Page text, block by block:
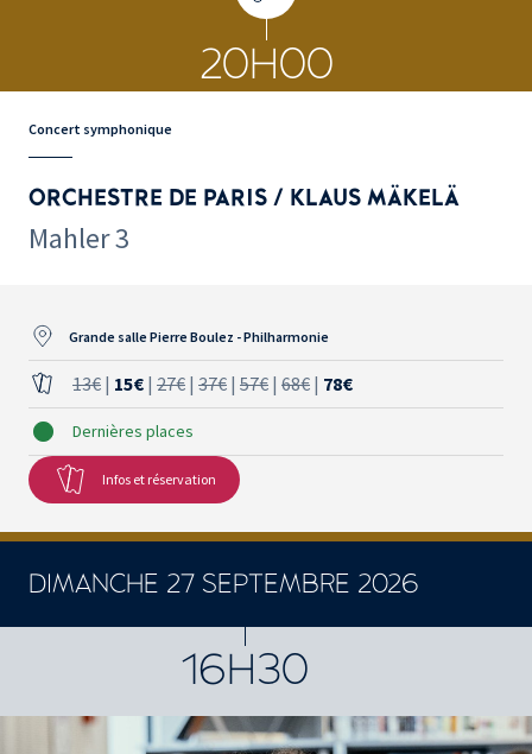
20H00
Concert symphonique
ORCHESTRE DE PARIS / KLAUS MÄKELÄ
Mahler 3
Grande salle Pierre Boulez - Philharmonie
13€ | 15€ | 27€ | 37€ | 57€ | 68€ | 78€
Dernières places
Infos et réservation
DIMANCHE 27 SEPTEMBRE 2026
16H30